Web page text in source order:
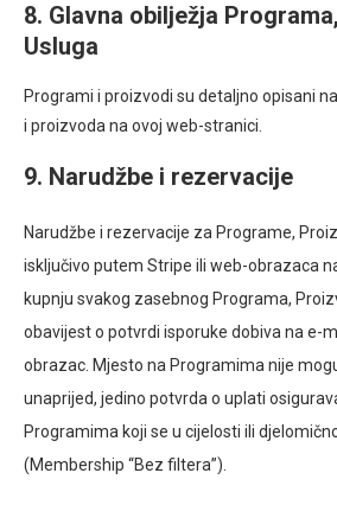
8. Glavna obilježja
Usluga
Programi i proizvodi su detaljno opisani
i proizvoda na ovoj web-stranici.
9. Narudžbe i rezervacije
Narudžbe i rezervacije za Programe,
isključivo putem Stripe ili web-obrazaca
kupnju svakog zasebnog Programa,
obavijest o potvrdi isporuke dobiva na e-
obrazac. Mjesto na Programima nije
unaprijed, jedino potvrda o uplati
Programima koji se u cijelosti ili
(Membership “Bez filtera”).